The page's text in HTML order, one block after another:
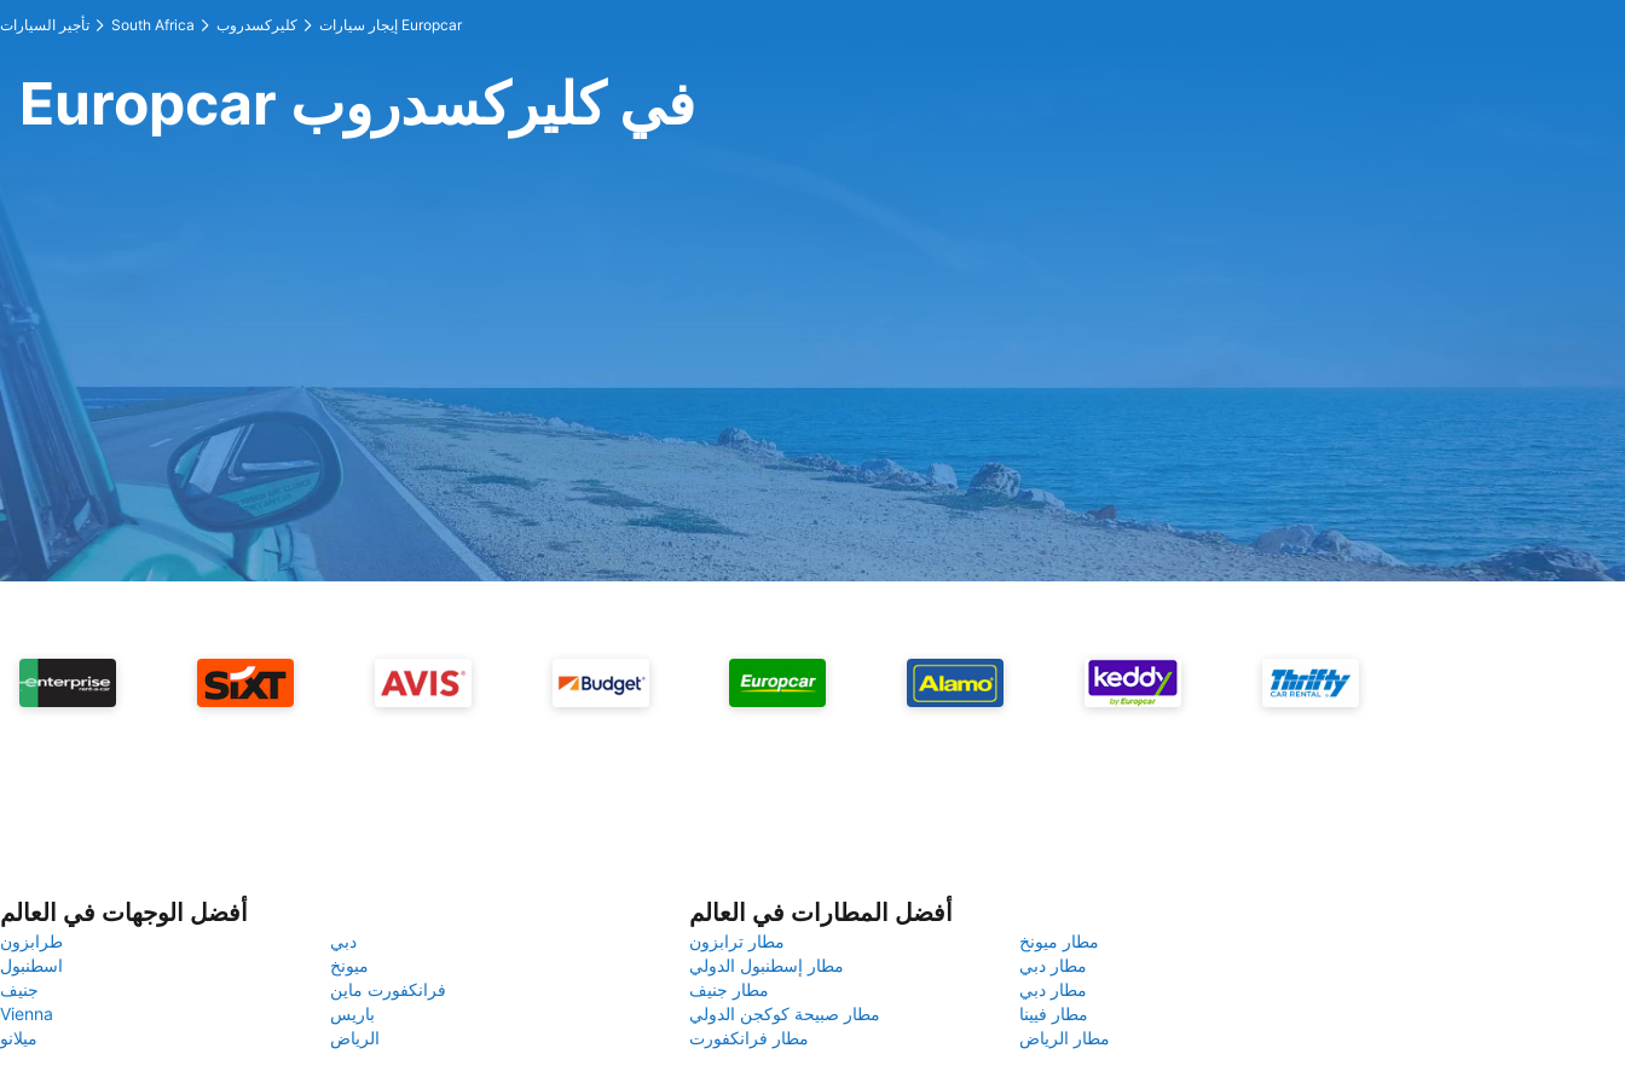
تأجير السيارات South Africa كليركسدروب إيجار سيارات Europcar
Europcar في كليركسدروب
أفضل الوجهات في العالم
طرابزون
دبي
اسطنبول
ميونخ
جنيف
فرانكفورت ماين
Vienna
باريس
ميلانو
الرياض
أفضل المطارات في العالم
مطار ترابزون
مطار ميونخ
مطار إسطنبول الدولي
مطار دبي
مطار جنيف
مطار دبي
مطار صبيحة كوكجن الدولي
مطار فيينا
مطار فرانكفورت
مطار الرياض